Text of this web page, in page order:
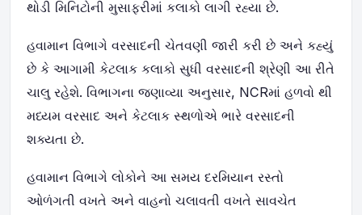
થોડી મિનિટોની મુસાફરીમાં કલાકો લાગી રહ્યા છે.
હવામાન વિભાગે વરસાદની ચેતવણી જારી કરી છે અને કહ્યું
છે કે આગામી કેટલાક કલાકો સુધી વરસાદની શ્રેણી આ રીતે
ચાલુ રહેશે. વિભાગના જણાવ્યા અનુસાર, NCRમાં હળવો થી
મધ્યમ વરસાદ અને કેટલાક સ્થળોએ ભારે વરસાદની
શક્યતા છે.
હવામાન વિભાગે લોકોને આ સમય દરમિયાન રસ્તો
ઓળંગતી વખતે અને વાહનો ચલાવતી વખતે સાવચેત